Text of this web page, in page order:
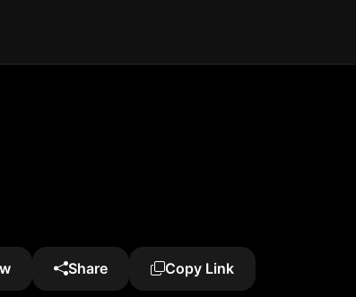
Share Copy Link